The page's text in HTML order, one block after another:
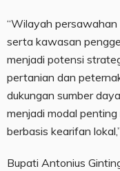
“Wilayah
serta kawasan
menjadi potensi
pertanian dan
dukungan sumber
menjadi modal
berbasis kearifan
Bupati Antonius